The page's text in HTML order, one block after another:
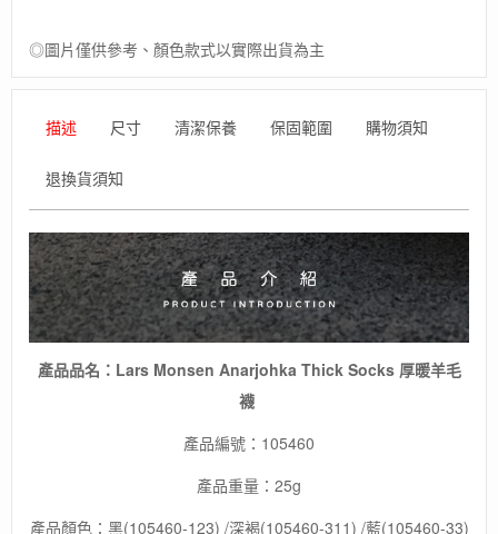
Thick
Socks
/
極
寒
保
暖
襪
/
美
冬
◎圖片僅供參考、顏色款式以實際出貨為主
描述 尺寸 清潔保養 保固範圍 購物須知
退換貨須知
產品品名：Lars Monsen Anarjohka Thick Socks 厚暖羊毛
襪
產品編號：105460
產品重量：25g
產品顏色：黑(105460-123) /深褐(105460-311) /藍(105460-33)